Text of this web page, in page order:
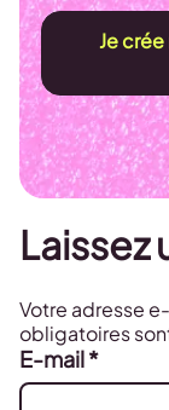
Je
Laissez
Votre adresse
obligatoires
E-mail*